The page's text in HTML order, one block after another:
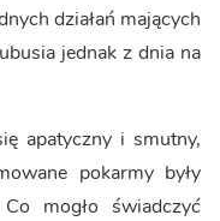
działań mających
jednak z dnia na
apatyczny i smutny,
pokarmy były
mogło świadczyć